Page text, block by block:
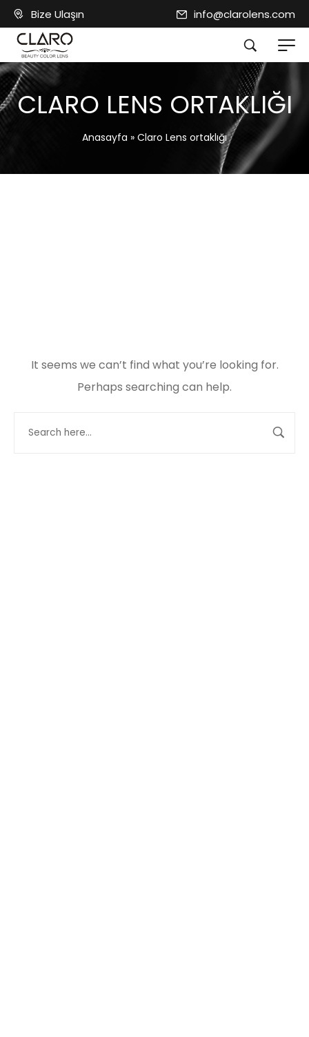
Bize Ulaşın info@clarolens.com
CLARO LENS ORTAKLIĞI
Anasayfa » Claro Lens ortaklığı
It seems we can’t find what you’re looking for.
Perhaps searching can help.